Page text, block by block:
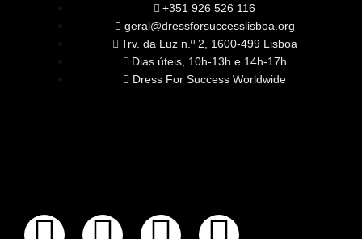
+351 926 526 116
geral@dressforsuccesslisboa.org
Trv. da Luz n.º 2, 1600-499 Lisboa
Dias úteis, 10h-13h e 14h-17h
Dress For Success Worldwide